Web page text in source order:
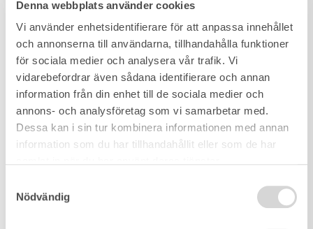
Denna webbplats använder cookies
Vi använder enhetsidentifierare för att anpassa innehållet
och annonserna till användarna, tillhandahålla funktioner
för sociala medier och analysera vår trafik. Vi
vidarebefordrar även sådana identifierare och annan
information från din enhet till de sociala medier och
annons- och analysföretag som vi samarbetar med.
Dessa kan i sin tur kombinera informationen med annan
information som du har tillhandahållit eller som de har
Nödvändig